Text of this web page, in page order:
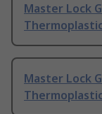
Master Lock
Master Lock